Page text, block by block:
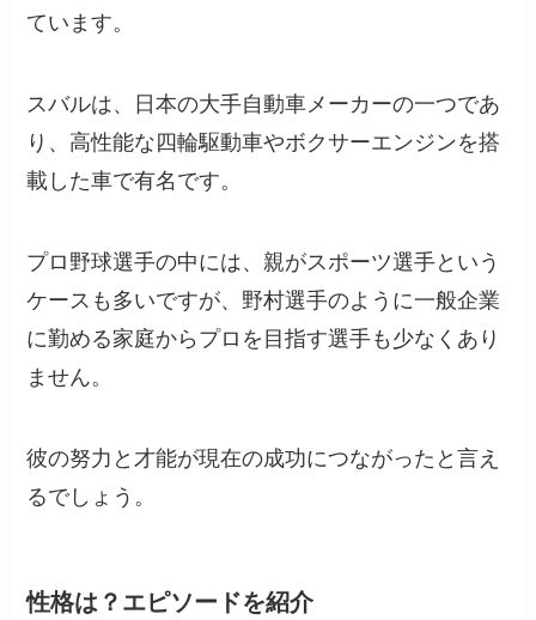
ています。
スバルは、日本の大手自動車メーカーの一つであ
り、高性能な四輪駆動車やボクサーエンジンを搭
載した車で有名です。
プロ野球選手の中には、親がスポーツ選手という
ケースも多いですが、野村選手のように一般企業
に勤める家庭からプロを目指す選手も少なくあり
ません。
彼の努力と才能が現在の成功につながったと言え
るでしょう。
性格は？エピソードを紹介